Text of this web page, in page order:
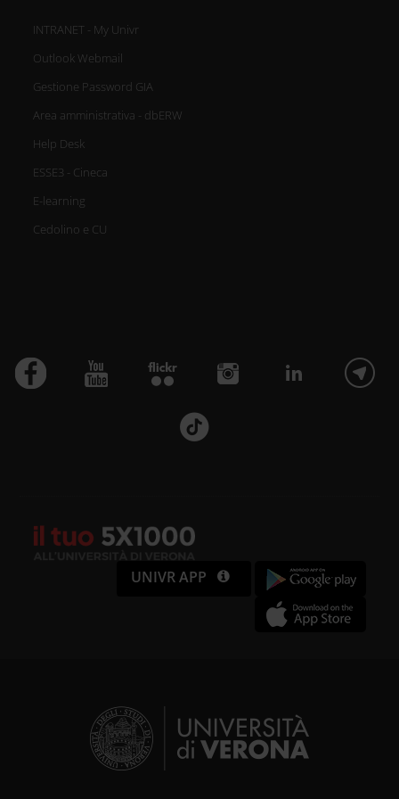
INTRANET - My Univr
Outlook Webmail
Gestione Password GIA
Area amministrativa - dbERW
Help Desk
ESSE3 - Cineca
E-learning
Cedolino e CU
UNIVR APP